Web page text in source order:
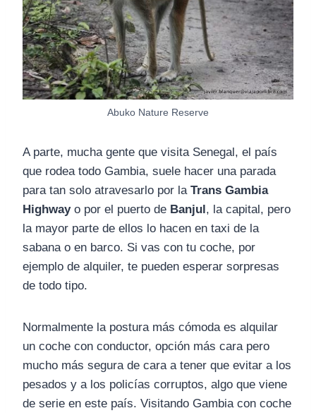
Abuko Nature Reserve
A parte, mucha gente que visita Senegal, el país
que rodea todo Gambia, suele hacer una parada
para tan solo atravesarlo por la Trans Gambia
Highwayo por el puerto de Banjul, la capital, pero
la mayor parte de ellos lo hacen en taxi de la
sabana o en barco. Si vas con tu coche, por
ejemplo de alquiler, te pueden esperar sorpresas
de todo tipo.
Normalmente la postura más cómoda es alquilar
un coche con conductor, opción más cara pero
mucho más segura de cara a tener que evitar a los
pesados y a los policías corruptos, algo que viene
de serie en este país. Visitando Gambia con coche